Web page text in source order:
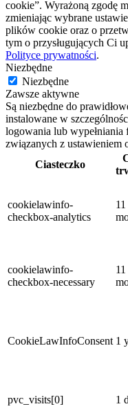
cookie”. Wyrażoną zgodę
zmieniając wybrane
plików cookie oraz o
tym o przysługujących Ci
Polityce prywatności.
Niezbędne
Niezbędne
Zawsze aktywne
Są niezbędne do
instalowane w
logowania lub wypełniania
związanych z ustawieniem
Ciasteczko
cookielawinfo-
checkbox-analytics
11
cookielawinfo-
checkbox-necessary
11
CookieLawInfoConsent 1
pvc_visits[0] 1